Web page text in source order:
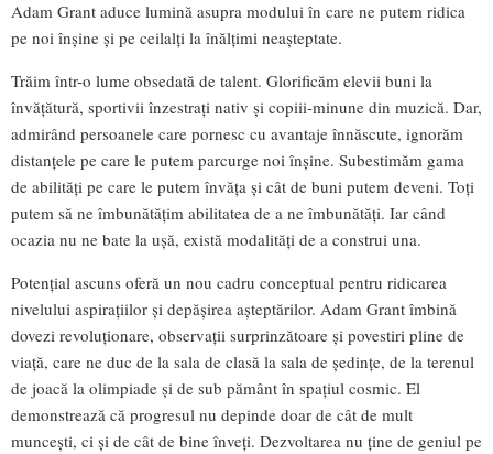
Adam Grant aduce lumină asupra modului în care ne putem ridica
pe noi înșine și pe ceilalți la înălțimi neașteptate.
Trăim într-o lume obsedată de talent. Glorificăm elevii buni la
învățătură, sportivii înzestrați nativ și copiii-minune din muzică. Dar,
admirând persoanele care pornesc cu avantaje înnăscute, ignorăm
distanțele pe care le putem parcurge noi înșine. Subestimăm gama
de abilități pe care le putem învăța și cât de buni putem deveni. Toți
putem să ne îmbunătățim abilitatea de a ne îmbunătăți. Iar când
ocazia nu ne bate la ușă, există modalități de a construi una.
Potențial ascuns oferă un nou cadru conceptual pentru ridicarea
nivelului aspirațiilor și depășirea așteptărilor. Adam Grant îmbină
dovezi revoluționare, observații surprinzătoare și povestiri pline de
viață, care ne duc de la sala de clasă la sala de ședințe, de la terenul
de joacă la olimpiade și de sub pământ în spațiul cosmic. El
demonstrează că progresul nu depinde doar de cât de mult
muncești, ci și de cât de bine înveți. Dezvoltarea nu ține de geniul pe